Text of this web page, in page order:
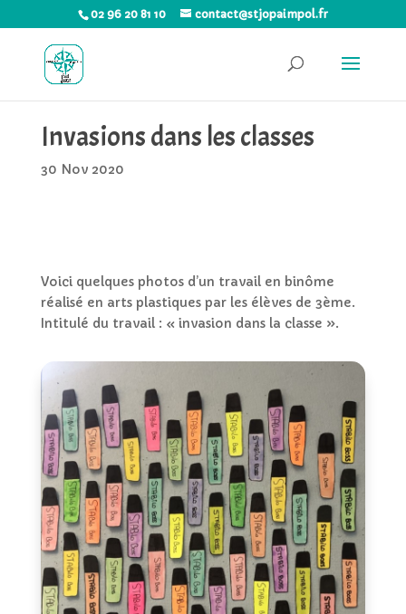
02 96 20 81 10 contact@stjopaimpol.fr
Invasions dans les classes
30 Nov 2020
Voici quelques photos d’un travail en binôme
réalisé en arts plastiques par les élèves de 3ème.
Intitulé du travail : « invasion dans la classe ».